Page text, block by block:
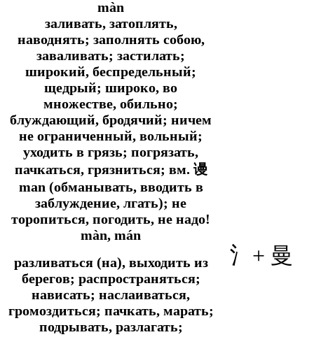
màn
заливать, затоплять,
наводнять; заполнять собою,
заваливать; застилать;
широкий, беспредельный;
щедрый; широко, во
множестве, обильно;
блуждающий, бродячий; ничем
не ограниченный, вольный;
уходить в грязь; погрязать,
пачкаться, грязниться; вм. 谩
man (обманывать, вводить в
заблуждение, лгать); не
торопиться, погодить, не надо!
màn, mán
разливаться (на), выходить из
берегов; распространяться;
нависать; наслаиваться,
громоздиться; пачкать, марать;
подрывать, разлагать;
氵+ 曼